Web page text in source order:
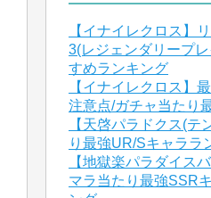
【イナイレクロス】
3(レジェンダリープ
すめランキング
【イナイレクロス】
注意点/ガチャ当たり
【天啓パラドクス(テ
り最強UR/Sキャララ
【地獄楽パラダイス
マラ当たり最強SSR